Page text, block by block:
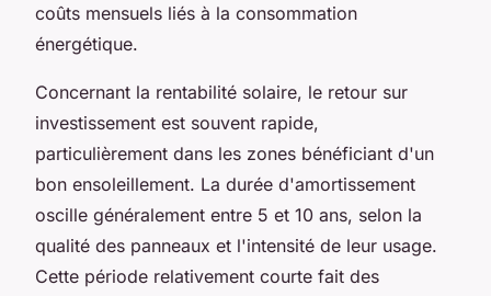
coûts mensuels liés à la consommation
énergétique.
Concernant la rentabilité solaire, le retour sur
investissement est souvent rapide,
particulièrement dans les zones bénéficiant d'un
bon ensoleillement. La durée d'amortissement
oscille généralement entre 5 et 10 ans, selon la
qualité des panneaux et l'intensité de leur usage.
Cette période relativement courte fait des